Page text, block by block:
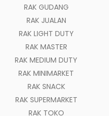
RAK GUDANG
RAK JUALAN
RAK LIGHT DUTY
RAK MASTER
RAK MEDIUM DUTY
RAK MINIMARKET
RAK SNACK
RAK SUPERMARKET
RAK TOKO